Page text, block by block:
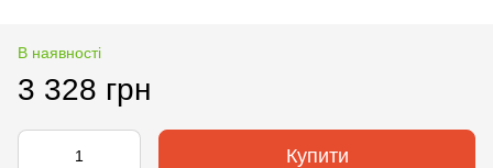
В наявності
3 328 грн
Купити